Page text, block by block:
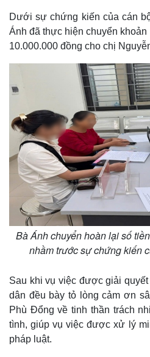
Quan sát
Cuộc sống đó đây
Hồ sơ
Dưới sự chứng kiến của cán
Ánh đã thực hiện chuyển
10.000.000 đồng cho chị
Bà Ánh chuyển hoàn lại số
nhầm trước sự chứng kiến
Sau khi vụ việc được giải
dân đều bày tỏ lòng cảm ơn
Phù Đổng về tinh thần trách
tình, giúp vụ việc được xử lý
pháp luật.